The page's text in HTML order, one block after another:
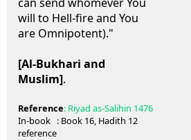
will to Hell-fire and You
are Omnipotent)."
[Al-Bukhari and
Muslim].
Reference: Riyad as-Salihin 1476
In-book
reference
: Book 16, Hadith 12